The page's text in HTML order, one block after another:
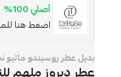
أصلي 100%
اضغط هنا
بديل عطر روسيندو ماتيو
عطر ديروز ملهم